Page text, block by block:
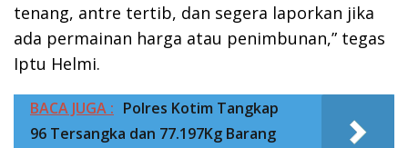
tenang, antre tertib, dan segera laporkan jika
ada permainan harga atau penimbunan,” tegas
Iptu Helmi.
BACA JUGA : Polres Kotim Tangkap
96 Tersangka dan 77.197Kg Barang